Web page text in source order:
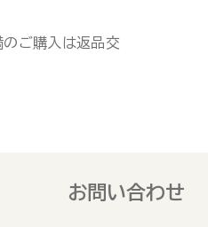
のご購入は返品交
お問い合わせ